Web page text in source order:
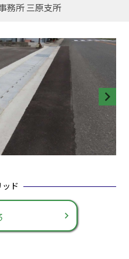
務所 三原支所
ッド